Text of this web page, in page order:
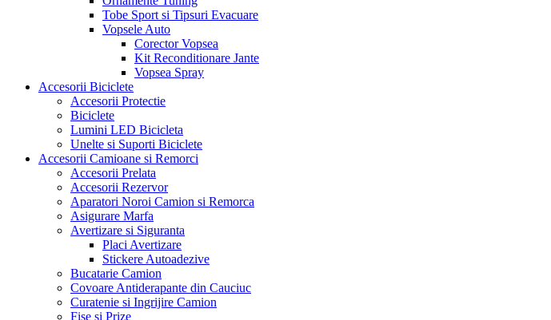
Tobe Sport si Tipsuri Evacuare
Vopsele Auto
Corector Vopsea
Kit Reconditionare Jante
Vopsea Spray
Accesorii Biciclete
Accesorii Protectie
Biciclete
Lumini LED Bicicleta
Unelte si Suporti Biciclete
Accesorii Camioane si Remorci
Accesorii Prelata
Accesorii Rezervor
Aparatori Noroi Camion si Remorca
Asigurare Marfa
Avertizare si Siguranta
Placi Avertizare
Stickere Autoadezive
Bucatarie Camion
Covoare Antiderapante din Cauciuc
Curatenie si Ingrijire Camion
Fise si Prize